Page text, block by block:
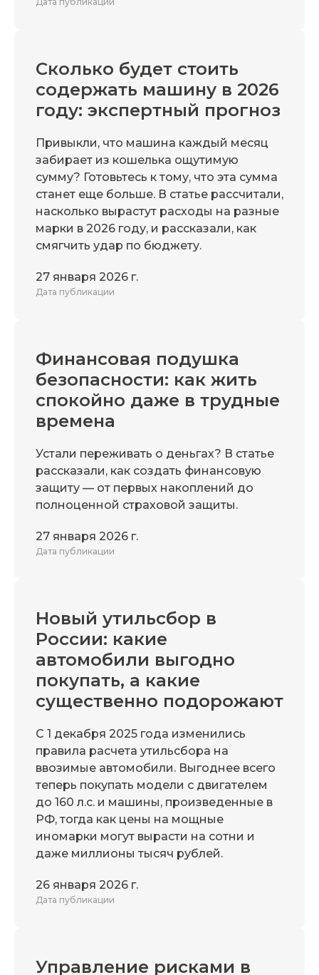
Сколько будет стоить
содержать машину в 2026
году: экспертный прогноз
Привыкли, что машина каждый месяц
забирает из кошелька ощутимую
сумму? Готовьтесь к тому, что эта сумма
станет еще больше. В статье рассчитали,
насколько вырастут расходы на разные
марки в 2026 году, и рассказали, как
смягчить удар по бюджету.
27 января 2026 г.
Дата публикации
Финансовая подушка
безопасности: как жить
спокойно даже в трудные
времена
Устали переживать о деньгах? В статье
рассказали, как создать финансовую
защиту — от первых накоплений до
полноценной страховой защиты.
27 января 2026 г.
Дата публикации
Новый утильсбор в
России: какие
автомобили выгодно
покупать, а какие
существенно подорожают
С 1 декабря 2025 года изменились
правила расчета утильсбора на
ввозимые автомобили. Выгоднее всего
теперь покупать модели с двигателем
до 160 л.с. и машины, произведенные в
РФ, тогда как цены на мощные
иномарки могут вырасти на сотни и
даже миллионы тысяч рублей.
26 января 2026 г.
Дата публикации
Управление рисками в